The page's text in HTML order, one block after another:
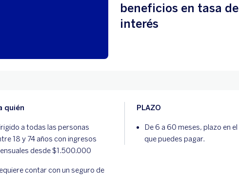
beneficios en tasa de
interés
quién
a todas las personas
18 y 74 años con ingresos
desde $1.500.000
contar con un seguro de
PLAZO
De 6 a 60 meses, plazo en el
que puedes pagar.